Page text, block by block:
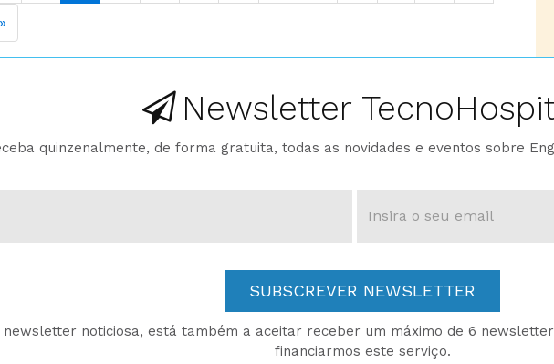
»
Newsletter
quinzenalmente, de forma gratuita, todas as novidades e eventos sobre
SUBSCREVER NEWSLETTER
noticiosa, está também a aceitar receber um máximo de 6
financiarmos este serviço.